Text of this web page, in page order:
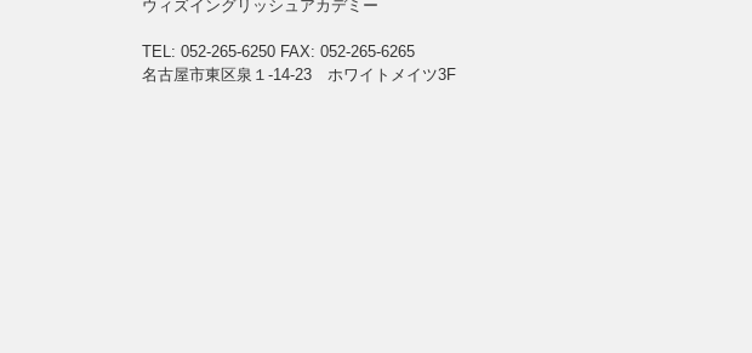
ウィズイングリッシュアカデミー
TEL: 052-265-6250 FAX: 052-265-6265
名古屋市東区泉１-14-23 ホワイトメイツ3F